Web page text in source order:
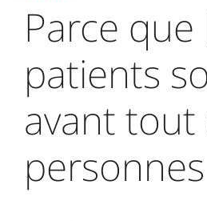
Parce que
patients
avant tout
personnes